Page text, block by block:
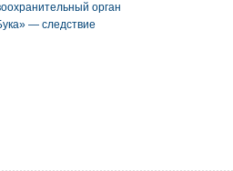
орган
— следствие